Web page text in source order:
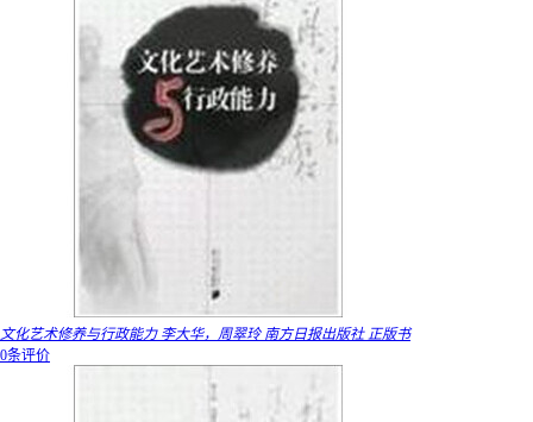
文化艺术修养与行政能力 李大华，周翠玲 南方日报出版社 正版书
0条评价